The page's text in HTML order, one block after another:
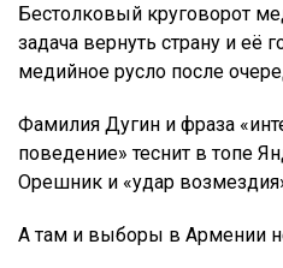
Бестолковый круговорот
задача вернуть страну и её
медийное русло после
Фамилия Дугин и фраза
поведение» теснит в топе
Орешник и «удар
А там и выборы в Армении